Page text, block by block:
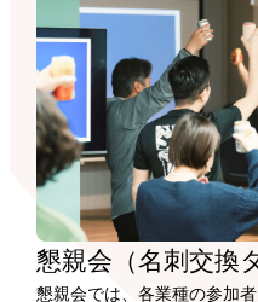
懇親会（名刺交換
懇親会では、各業種の参加